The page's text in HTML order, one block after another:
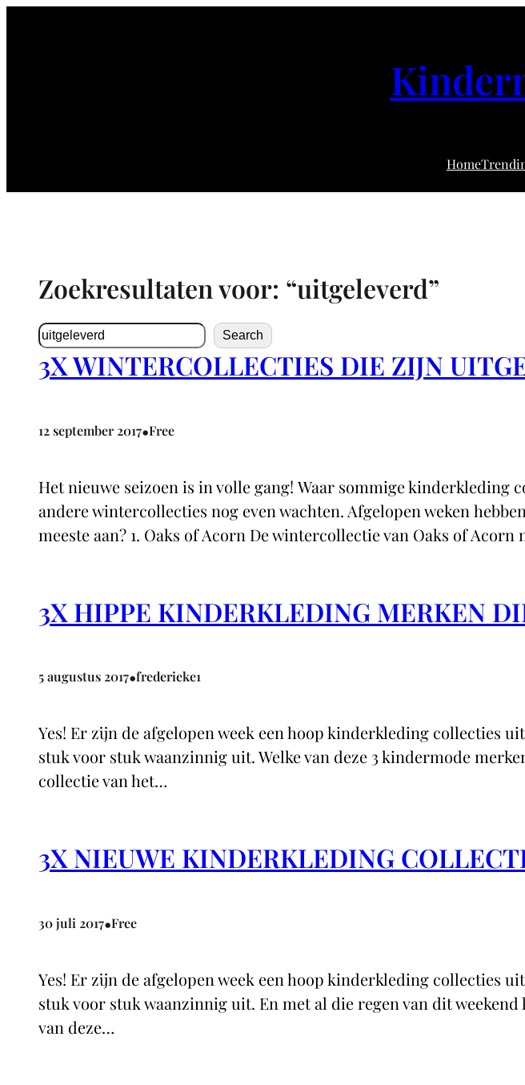
Home
Zoekresultaten voor: “uitgeleverd”
Zoeken Search
3X WINTERCOLLECTIES DIE ZIJN
12 september 2017•Free
Het nieuwe seizoen is in volle gang! Waar sommige kinderkleding
andere wintercollecties nog even wachten. Afgelopen weken
meeste aan? 1. Oaks of Acorn De wintercollectie van Oaks of Acorn
3X HIPPE KINDERKLEDING MERKEN
5 augustus 2017•frederieke1
Yes! Er zijn de afgelopen week een hoop kinderkleding collecties
stuk voor stuk waanzinnig uit. Welke van deze 3 kindermode
collectie van het…
3X NIEUWE KINDERKLEDING
30 juli 2017•Free
Yes! Er zijn de afgelopen week een hoop kinderkleding collecties
stuk voor stuk waanzinnig uit. En met al die regen van dit
van deze…